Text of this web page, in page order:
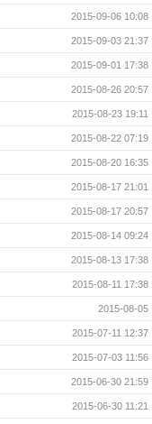
2015-09-06 10:08
2015-09-03 21:37
2015-09-01 17:38
2015-08-26 20:57
2015-08-23 19:11
2015-08-22 07:19
2015-08-20 16:35
2015-08-17 21:01
2015-08-17 20:57
2015-08-14 09:24
2015-08-13 17:38
2015-08-11 17:38
2015-08-05
2015-07-11 12:37
2015-07-03 11:56
2015-06-30 21:59
2015-06-30 11:21